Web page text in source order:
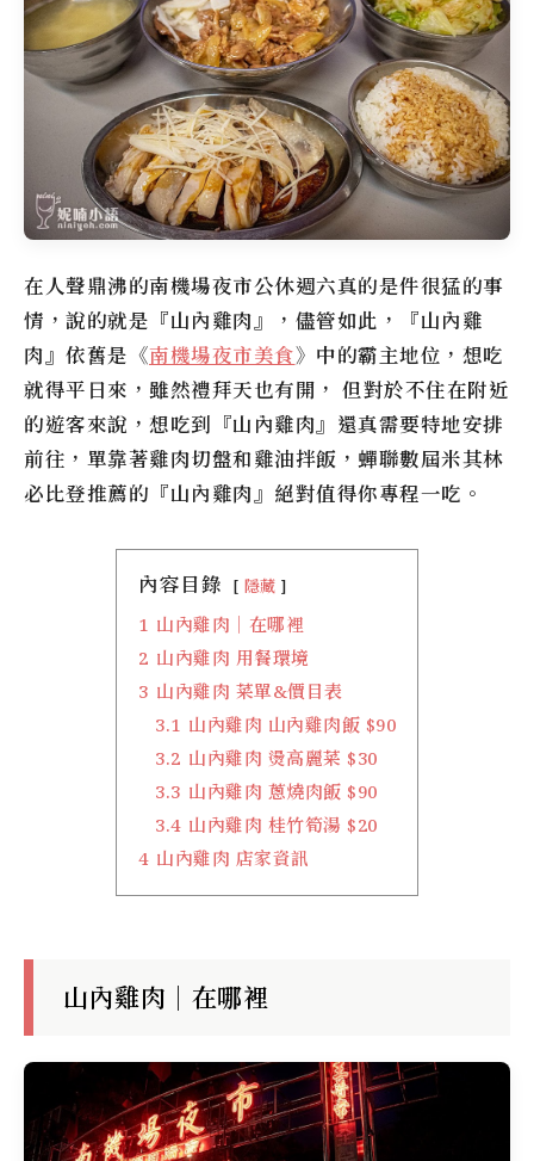
在人聲鼎沸的南機場夜市公休週六真的是件很猛的事
情，說的就是『山內雞肉』，儘管如此，『山內雞
肉』依舊是《南機場夜市美食》中的霸主地位，想吃
就得平日來，雖然禮拜天也有開， 但對於不住在附近
的遊客來說，想吃到 『山內雞肉』 還真需要特地安排
前往，單靠著雞肉切盤和雞油拌飯，蟬聯數屆米其林
必比登推薦的『山內雞肉』絕對值得你專程一吃。
內容目錄 隱藏
1 山內雞肉｜在哪裡
2 山內雞肉 用餐環境
3 山內雞肉 菜單&價目表
3.1 山內雞肉 山內雞肉飯 $90
3.2 山內雞肉 燙高麗菜 $30
3.3 山內雞肉 蔥燒肉飯 $90
3.4 山內雞肉 桂竹筍湯 $20
4 山內雞肉 店家資訊
山內雞肉｜在哪裡